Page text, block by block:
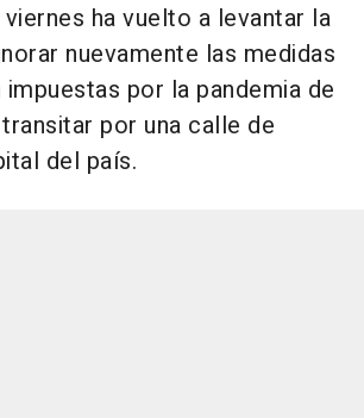
ha vuelto a levantar la
nuevamente las medidas
por la pandemia de
por una calle de
del país.